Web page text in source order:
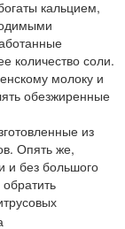
кальцием,
количество соли.
молоку и
обезжиренные
из
Опять же,
и без большого